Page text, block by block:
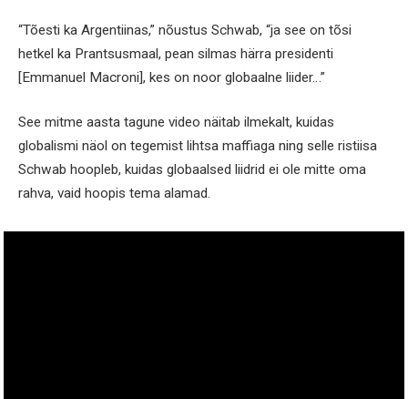
“Tõesti ka Argentiinas,” nõustus Schwab, “ja see on tõsi
hetkel ka Prantsusmaal, pean silmas härra presidenti
[Emmanuel Macroni], kes on noor globaalne liider…”
See mitme aasta tagune video näitab ilmekalt, kuidas
globalismi näol on tegemist lihtsa maffiaga ning selle ristiisa
Schwab hoopleb, kuidas globaalsed liidrid ei ole mitte oma
rahva, vaid hoopis tema alamad.